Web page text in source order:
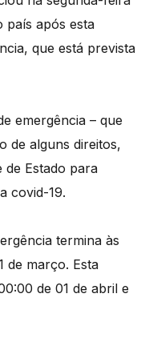
país após esta
que está prevista
emergência – que
de alguns direitos,
de Estado para
covid-19.
termina às
de março. Esta
de 01 de abril e